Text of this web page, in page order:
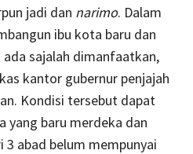
jadi dan narimo. Dalam
ibu kota baru dan
sajalah dimanfaatkan,
kantor gubernur penjajah
Kondisi tersebut dapat
yang baru merdeka dan
abad belum mempunyai